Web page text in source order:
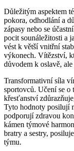
Důležitým aspektem
pokora, odhodlání a
zápasy nebo se
pocit sounáležitosti a
vést k větší vnitřní
výkonech. Vítězství,
důvodem k oslavě,
Transformativní síla
sportovců. Učení se o
křesťanství
Tyto hodnoty posilují
podporují zdravou
kámen týmové
bratry a sestry,
týmu.